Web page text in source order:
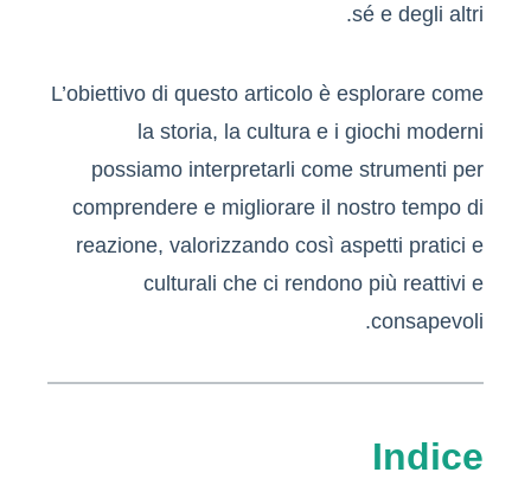
sé e degli altri.
L’obiettivo di questo articolo è esplorare come
la storia, la cultura e i giochi moderni
possiamo interpretarli come strumenti per
comprendere e migliorare il nostro tempo di
reazione, valorizzando così aspetti pratici e
culturali che ci rendono più reattivi e
consapevoli.
Indice